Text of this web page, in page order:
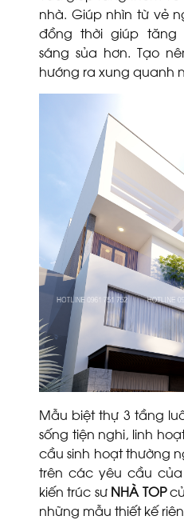
nhà. Giúp nhìn từ vẻ
đồng thời giúp tăng
sáng sủa hơn. Tạo
hướng ra xung quanh
Mẫu biệt thự 3 tầng
sống tiện nghi, linh
cầu sinh hoạt thường
trên các yêu cầu
kiến trúc sư NHÀ TOP
những mẫu thiết kế